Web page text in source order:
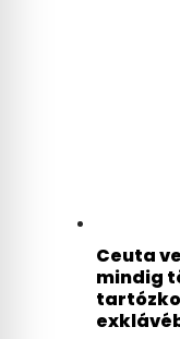
Ceuta
mindig